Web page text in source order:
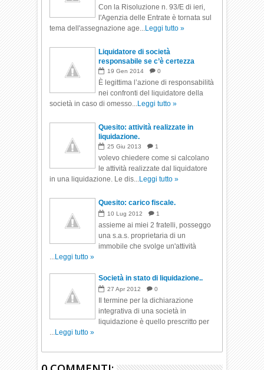
Con la Risoluzione n. 93/E di ieri,
l'Agenzia delle Entrate è tornata sul
tema dell'assegnazione age...Leggi tutto »
Liquidatore di società
responsabile se c’è certezza
legale del tributo.
19 Gen 2014 0
È legittima l’azione di responsabilità
nei confronti del liquidatore della
società in caso di omesso...Leggi tutto »
Quesito: attività realizzate in
liquidazione.
25 Giu 2013 1
volevo chiedere come si calcolano
le attività realizzate dal liquidatore
in una liquidazione. Le dis...Leggi tutto »
Quesito: carico fiscale.
10 Lug 2012 1
assieme ai miei 2 fratelli, posseggo
una s.a.s. proprietaria di un
immobile che svolge un'attività
...Leggi tutto »
Società in stato di liquidazione..
27 Apr 2012 0
Il termine per la dichiarazione
integrativa di una società in
liquidazione è quello prescritto per
...Leggi tutto »